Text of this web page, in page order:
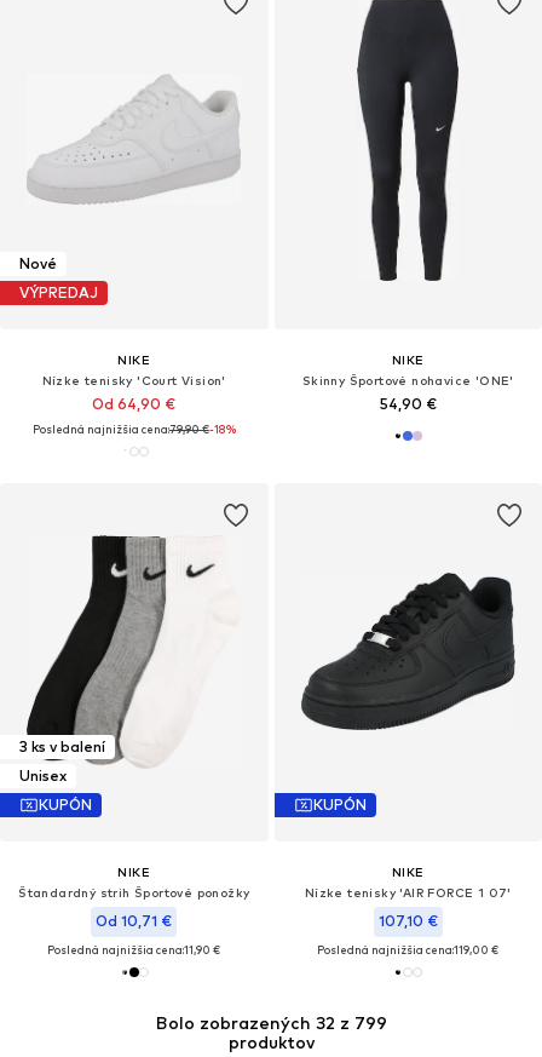
Nové
VÝPREDAJ
NIKE
Nízke tenisky 'Court Vision'
Od 64,90 €
Posledná najnižšia cena:79,90 €-18%
NIKE
Skinny Športové nohavice 'ONE'
54,90 €
3 ks v balení
Unisex
KUPÓN
NIKE
Štandardný strih Športové ponožky
Od 10,71 €
Posledná najnižšia cena:11,90 €
KUPÓN
NIKE
Nízke tenisky 'AIR FORCE 1 07'
107,10 €
Posledná najnižšia cena:119,00 €
Bolo zobrazených 32 z 799
produktov